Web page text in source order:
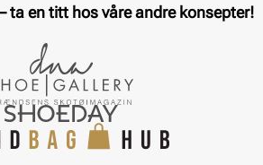
ta en titt hos våre andre konsepter!